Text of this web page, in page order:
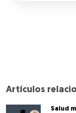
Artículos
Salud